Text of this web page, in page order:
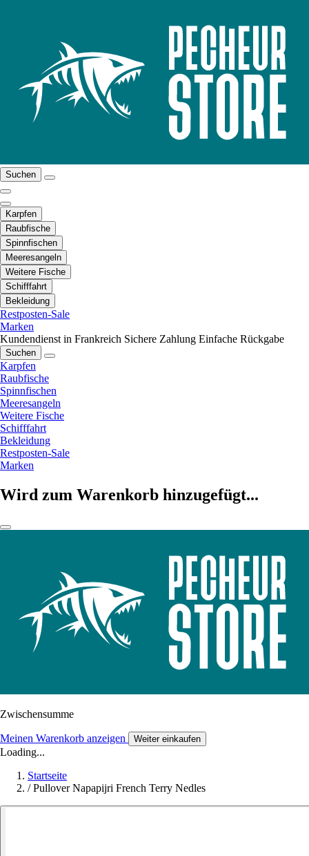
Suchen
Karpfen
Raubfische
Spinnfischen
Meeresangeln
Weitere Fische
Schifffahrt
Bekleidung
Restposten-Sale
Marken
Kundendienst in Frankreich Sichere Zahlung Einfache Rückgabe
Suchen
Karpfen
Raubfische
Spinnfischen
Meeresangeln
Weitere Fische
Schifffahrt
Bekleidung
Restposten-Sale
Marken
Wird zum Warenkorb hinzugefügt...
Zwischensumme
Meinen Warenkorb anzeigen Weiter einkaufen
Loading...
Startseite
/ Pullover Napapijri French Terry Nedles